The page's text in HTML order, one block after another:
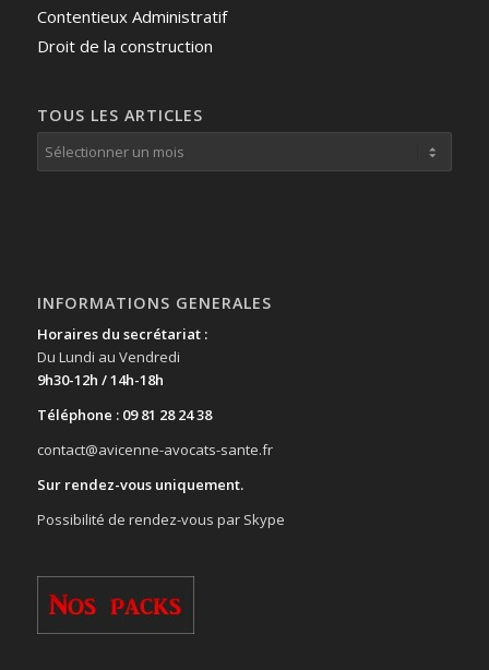
Contentieux Administratif
Droit de la construction
TOUS LES ARTICLES
INFORMATIONS GENERALES
Horaires du secrétariat :
Du Lundi au Vendredi
9h30-12h / 14h-18h
Téléphone : 09 81 28 24 38
contact@avicenne-avocats-sante.fr
Sur rendez-vous uniquement.
Possibilité de rendez-vous par Skype